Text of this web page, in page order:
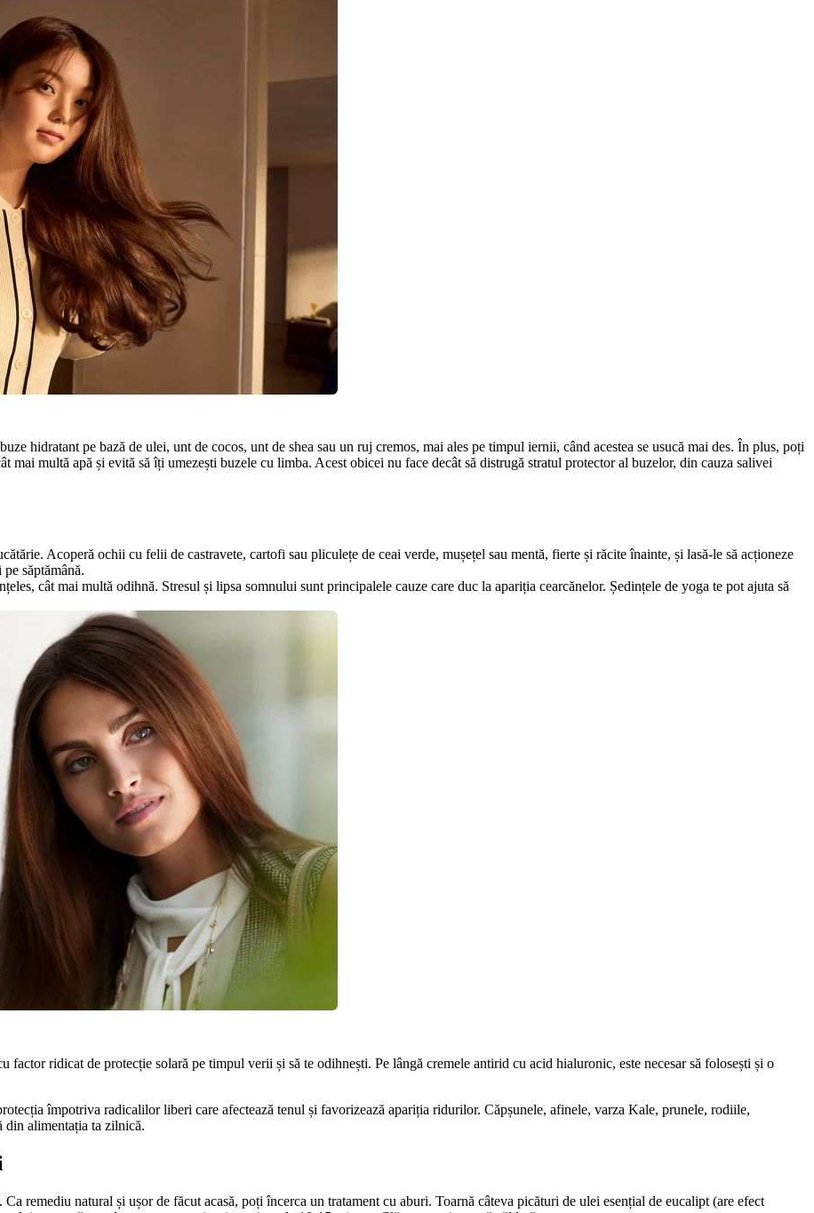
hidratant pe bază de ulei, unt de cocos, unt de shea sau un ruj cremos, mai ales pe timpul iernii, când acestea se usucă mai des. În plus, poți
mai multă apă și evită să îți umezești buzele cu limba. Acest obicei nu face decât să distrugă stratul protector al buzelor, din cauza salivei
Acoperă ochii cu felii de castravete, cartofi sau pliculețe de ceai verde, mușețel sau mentă, fierte și răcite înainte, și lasă-le să acționeze
săptămână.
cât mai multă odihnă. Stresul și lipsa somnului sunt principalele cauze care duc la apariția cearcănelor. Ședințele de yoga te pot ajuta să
ridicat de protecție solară pe timpul verii și să te odihnești. Pe lângă cremele antirid cu acid hialuronic, este necesar să folosești și o
împotriva radicalilor liberi care afectează tenul și favorizează apariția ridurilor. Căpșunele, afinele, varza Kale, prunele, rodiile,
din alimentația ta zilnică.
remediu natural și ușor de făcut acasă, poți încerca un tratament cu aburi. Toarnă câteva picături de ulei esențial de eucalipt (are efect